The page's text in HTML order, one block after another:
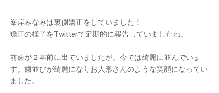
峯岸みなみは裏側矯正をしていました！
矯正の様子をTwitterで定期的に報告していましたね。
前歯が２本前に出ていましたが、今では綺麗に並んでいま
す。歯並びが綺麗になりお人形さんのような笑顔になってい
ました。